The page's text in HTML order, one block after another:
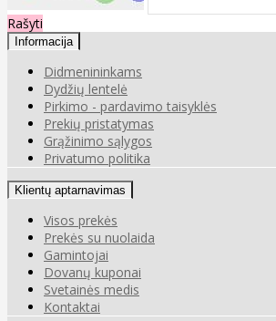
Rašyti
Informacija
Didmenininkams
Dydžių lentelė
Pirkimo - pardavimo taisyklės
Prekių pristatymas
Grąžinimo sąlygos
Privatumo politika
Klientų aptarnavimas
Visos prekės
Prekės su nuolaida
Gamintojai
Dovanų kuponai
Svetainės medis
Kontaktai